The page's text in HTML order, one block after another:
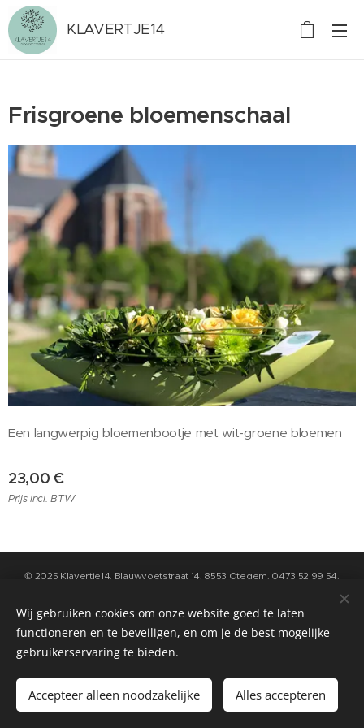
KLAVERTJE14
Frisgroene bloemenschaal
Een langwerpig bloemenbootje met wit-groene bloemen
23,00 €
Prijs Incl. BTW
Toevoegen aan de winkelwagen
© 2025 Klavertje14, Blauwvoetstraat 14, 8553 Otegem, 0473 52 99 54,
raadplegen op de pagina "contact" op deze website
Cookies
Wij gebruiken cookies om onze website goed te laten
functioneren en te beveiligen, en om je de best mogelijke
gebruikerservaring te bieden.
Accepteer alleen noodzakelijke Alles accepteren